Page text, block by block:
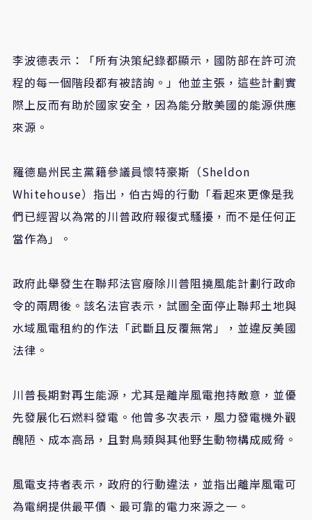
李波德表示：「所有決策紀錄都顯示，國防部在許可流
程的每一個階段都有被諮詢。」他並主張，這些計劃實
際上反而有助於國家安全，因為能分散美國的能源供應
來源。
羅德島州民主黨籍參議員懷特豪斯（Sheldon
Whitehouse）指出，伯古姆的行動「看起來更像是我
們已經習以為常的川普政府報復式騷擾，而不是任何正
當作為」。
政府此舉發生在聯邦法官廢除川普阻撓風能計劃行政命
令的兩周後。該名法官表示，試圖全面停止聯邦土地與
水域風電租約的作法「武斷且反覆無常」，並違反美國
法律。
川普長期對再生能源，尤其是離岸風電抱持敵意，並優
先發展化石燃料發電。他曾多次表示，風力發電機外觀
醜陋、成本高昂，且對鳥類與其他野生動物構成威脅。
風電支持者表示，政府的行動違法，並指出離岸風電可
為電網提供最平價、最可靠的電力來源之一。